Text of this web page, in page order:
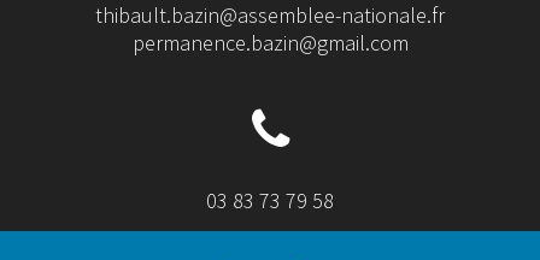
thibault.bazin@assemblee-nationale.fr
permanence.bazin@gmail.com
03 83 73 79 58